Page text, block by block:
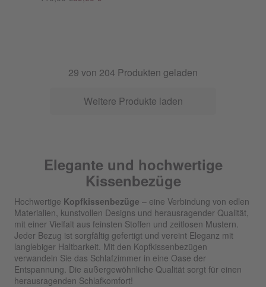
29 von 204 Produkten geladen
Weitere Produkte laden
Elegante und hochwertige
Kissenbezüge
Hochwertige Kopfkissenbezüge – eine Verbindung von edlen
Materialien, kunstvollen Designs und herausragender Qualität,
mit einer Vielfalt aus feinsten Stoffen und zeitlosen Mustern.
Jeder Bezug ist sorgfältig gefertigt und vereint Eleganz mit
langlebiger Haltbarkeit. Mit den Kopfkissenbezügen
verwandeln Sie das Schlafzimmer in eine Oase der
Entspannung. Die außergewöhnliche Qualität sorgt für einen
herausragenden Schlafkomfort!